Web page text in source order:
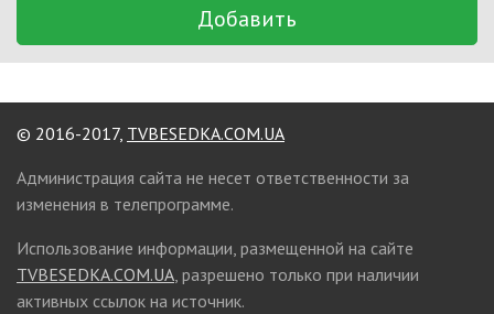
Добавить
© 2016-2017, TVBESEDKA.COM.UA
Администрация сайта не несет ответственности за
изменения в телепрограмме.
Использование информации, размещенной на сайте
TVBESEDKA.COM.UA , разрешено только при наличии
активных ссылок на источник.